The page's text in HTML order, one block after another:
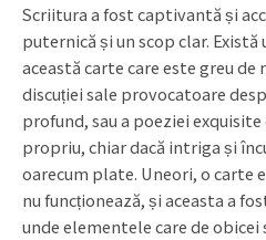
Scriitura a fost captivantă și
puternică și un scop clar.
această carte care este greu de
discuției sale provocatoare
profund, sau a poeziei exquisite
propriu, chiar dacă intriga și
oarecum plate. Uneori, o carte
nu funcționează, și aceasta a
unde elementele care de